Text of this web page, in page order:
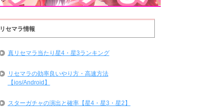
リセマラ情報
真リセマラ当たり星4・星3ランキング
リセマラの効率良いやり方・高速方法
【ios/Android】
スターガチャの演出と確率【星4・星3・星2】